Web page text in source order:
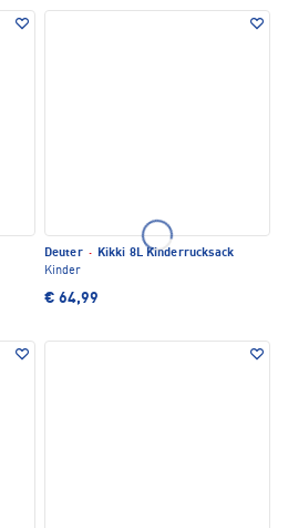
Deuter · Kikki 8L Kinderrucksack
Kinder
€ 64,99